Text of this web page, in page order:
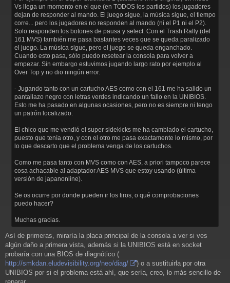
Vs llega un momento en el que (en TODOS los partidos) los jugadores
dejan de responder al mando. El juego sigue, la música sigue, el tiempo
corre... pero los jugadores no responden al mando (ni el P1 ni el P2).
Solo responden los botones de pausa y select. Con el Trash Rally (del
161 MVS) también me pasa bastantes veces que se queda paralizado
el juego. La música sigue, pero el juego se queda enganchado.
Cuando esto pasa, sólo puedo resetear la consola para volver a
empezar. Sin embargo estuvimos jugando largo rato por ejemplo al
Over Top y no dio ningún error.
- Jugando tanto con un cartucho AES como con el 161 me ha salido un
pantallazo negro con letras verdes indicando un fallo en la UNIBIOS.
Esto me ha pasado en algunas ocasiones, pero no es siempre ni tengo
un patrón localizado.
El chico que me vendió el super sidekicks me ha cambiado el cartucho,
puesto que tenía otro, y con el otro me pasa exactamente lo mismo, por
lo que descarto que el problema venga de los cartuchos.
Como me pasa tanto con MVS como con AES, a priori tampoco parece
cosa achacable al adaptador AES MVS que estoy usando (última
versión de japanonline).
Se os ocurre por donde pueden ir los tiros, o qué comprobaciones
puedo hacer?
Muchas gracias.
Así de primeras, miraría la placa principal de la consola a ver si ves
algún daño a primera vista, además si la UNIBIOS está en socket
probaría con una BIOS de diagnótico (
http://smkdan.eludevisibility.org/neo/diag/
) o a sustituirla por otra
UNIBIOS por si el problema está ahí, que sería, creo, lo más sencillo de